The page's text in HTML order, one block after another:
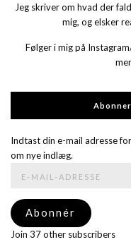
Jeg skriver om hvad der
mig, og elsker
Følger i mig på
Indtast din e-mail adresse
om nye indlæg.
adresse
Abonnér
Join 37 other subscribers